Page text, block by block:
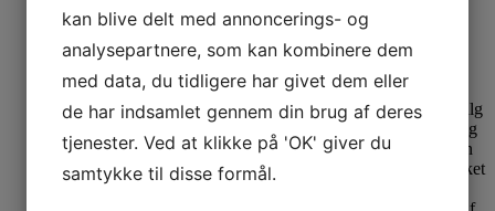
Pamela Mann Strømpebukser hvid
48-52
69,00 kr.
kan blive delt med annoncerings- og
analysepartnere, som kan kombinere dem
med data, du tidligere har givet dem eller
de har indsamlet gennem din brug af deres
tjenester. Ved at klikke på 'OK' giver du
samtykke til disse formål.